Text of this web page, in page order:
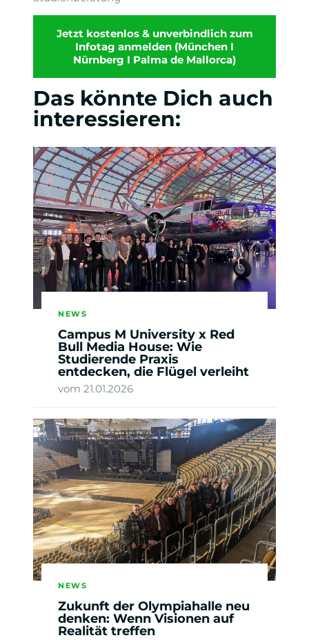
Jetzt kostenlos & unverbindlich zum
Infotag anmelden (München I
Nürnberg I Palma de Mallorca)
Das könnte Dich auch
interessieren:
NEWS
Campus M University x Red
Bull Media House: Wie
Studierende Praxis
entdecken, die Flügel verleiht
vom 21.01.2026
NEWS
Zukunft der Olympiahalle neu
denken: Wenn Visionen auf
Realität treffen